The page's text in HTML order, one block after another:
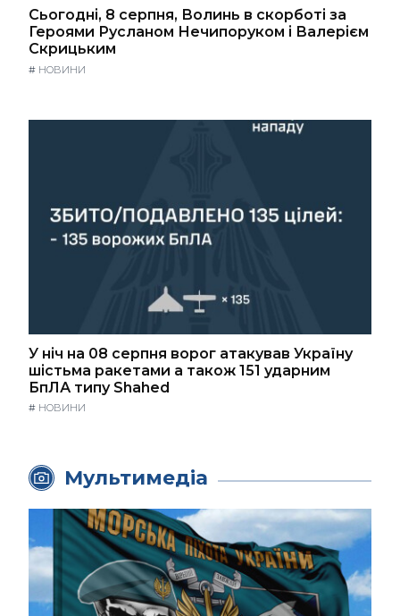
Сьогодні, 8 серпня, Волинь в скорботі за
Героями Русланом Нечипоруком і Валерієм
Скрицьким
# НОВИНИ
У ніч на 08 серпня ворог атакував Україну
шістьма ракетами а також 151 ударним
БпЛА типу Shahed
# НОВИНИ
Мультимедіа